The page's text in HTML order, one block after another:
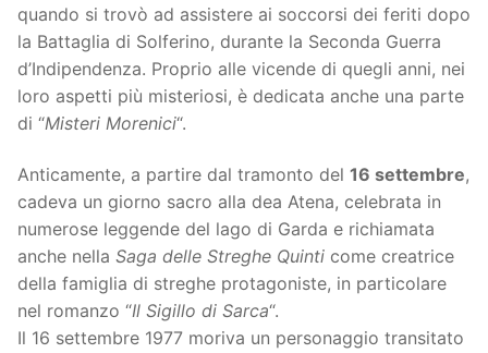
quando si trovò ad assistere ai soccorsi dei feriti dopo
la Battaglia di Solferino, durante la Seconda Guerra
d’Indipendenza. Proprio alle vicende di quegli anni, nei
loro aspetti più misteriosi, è dedicata anche una parte
di “Misteri Morenici“.
Anticamente, a partire dal tramonto del 16 settembre,
cadeva un giorno sacro alla dea Atena, celebrata in
numerose leggende del lago di Garda e richiamata
anche nella Saga delle Streghe Quinti come creatrice
della famiglia di streghe protagoniste, in particolare
nel romanzo “Il Sigillo di Sarca“.
Il 16 settembre 1977 moriva un personaggio transitato